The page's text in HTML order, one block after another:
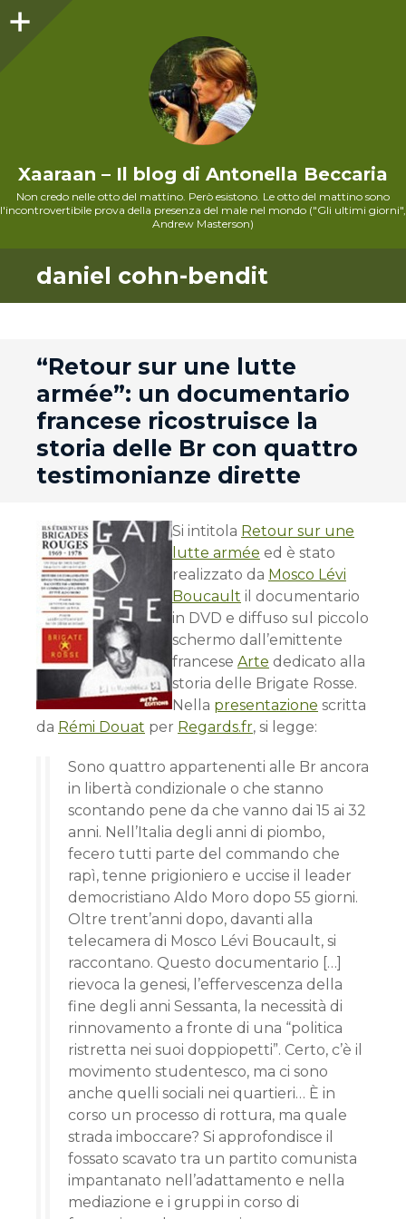
Xaaraan – Il blog di Antonella Beccaria
Non credo nelle otto del mattino. Però esistono. Le otto del mattino sono
l'incontrovertibile prova della presenza del male nel mondo ("Gli ultimi giorni",
Andrew Masterson)
daniel cohn-bendit
“Retour sur une lutte
armée”: un documentario
francese ricostruisce la
storia delle Br con quattro
testimonianze dirette
Si intitola Retour sur une
lutte armée ed è stato
realizzato da Mosco Lévi
Boucault il documentario
in DVD e diffuso sul piccolo
schermo dall’emittente
francese Arte dedicato alla
storia delle Brigate Rosse.
Nella presentazione scritta
da Rémi Douat per Regards.fr, si legge:
Sono quattro appartenenti alle Br ancora
in libertà condizionale o che stanno
scontando pene da che vanno dai 15 ai 32
anni. Nell’Italia degli anni di piombo,
fecero tutti parte del commando che
rapì, tenne prigioniero e uccise il leader
democristiano Aldo Moro dopo 55 giorni.
Oltre trent’anni dopo, davanti alla
telecamera di Mosco Lévi Boucault, si
raccontano. Questo documentario […]
rievoca la genesi, l’effervescenza della
fine degli anni Sessanta, la necessità di
rinnovamento a fronte di una “politica
ristretta nei suoi doppiopetti”. Certo, c’è il
movimento studentesco, ma ci sono
anche quelli sociali nei quartieri… È in
corso un processo di rottura, ma quale
strada imboccare? Si approfondisce il
fossato scavato tra un partito comunista
impantanato nell’adattamento e nella
mediazione e i gruppi in corso di